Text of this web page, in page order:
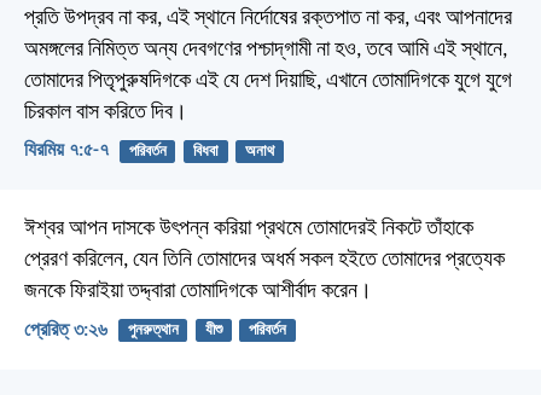
প্রতি উপদ্রব না কর, এই স্থানে নির্দোষের রক্তপাত না কর, এবং আপনাদের
অমঙ্গলের নিমিত্ত অন্য দেবগণের পশ্চাদ্‌গামী না হও, তবে আমি এই স্থানে,
তোমাদের পিতৃপুরুষদিগকে এই যে দেশ দিয়াছি, এখানে তোমাদিগকে যুগে যুগে
চিরকাল বাস করিতে দিব।
যিরমিয় ৭:৫-৭ পরিবর্তন বিধবা অনাথ
ঈশ্বর আপন দাসকে উৎপন্ন করিয়া প্রথমে তোমাদেরই নিকটে তাঁহাকে
প্রেরণ করিলেন, যেন তিনি তোমাদের অধর্ম সকল হইতে তোমাদের প্রত্যেক
জনকে ফিরাইয়া তদ্দ্বারা তোমাদিগকে আশীর্বাদ করেন।
প্রেরিত্‌ ৩:২৬ পুনরুত্থান যীশু পরিবর্তন